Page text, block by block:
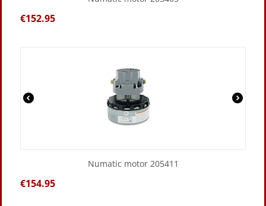
€152.95
Numatic motor 205411
€154.95